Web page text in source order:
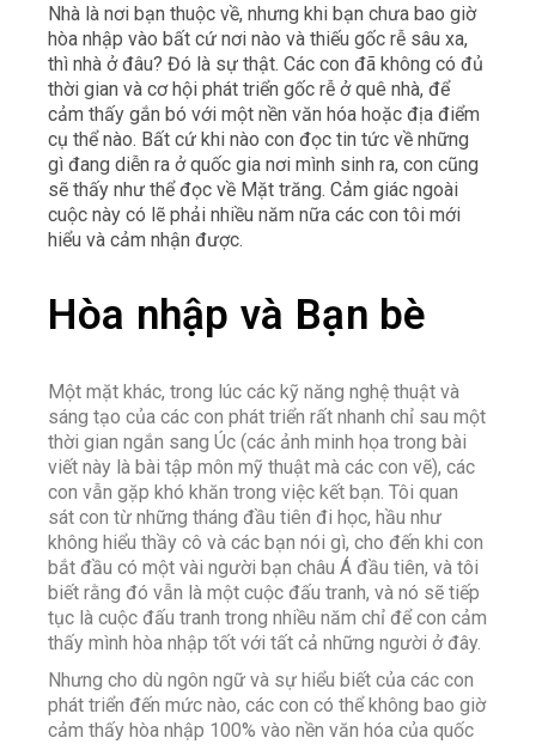
Nhà là nơi bạn thuộc về, nhưng khi bạn chưa bao giờ
hòa nhập vào bất cứ nơi nào và thiếu gốc rễ sâu xa,
thì nhà ở đâu? Đó là sự thật. Các con đã không có đủ
thời gian và cơ hội phát triển gốc rễ ở quê nhà, để
cảm thấy gắn bó với một nền văn hóa hoặc địa điểm
cụ thể nào. Bất cứ khi nào con đọc tin tức về những
gì đang diễn ra ở quốc gia nơi mình sinh ra, con cũng
sẽ thấy như thể đọc về Mặt trăng. Cảm giác ngoài
cuộc này có lẽ phải nhiều năm nữa các con tôi mới
hiểu và cảm nhận được.
Hòa nhập và Bạn bè
Một mặt khác, trong lúc các kỹ năng nghệ thuật và
sáng tạo của các con phát triển rất nhanh chỉ sau một
thời gian ngắn sang Úc (các ảnh minh họa trong bài
viết này là bài tập môn mỹ thuật mà các con vẽ), các
con vẫn gặp khó khăn trong việc kết bạn. Tôi quan
sát con từ những tháng đầu tiên đi học, hầu như
không hiểu thầy cô và các bạn nói gì, cho đến khi con
bắt đầu có một vài người bạn châu Á đầu tiên, và tôi
biết rằng đó vẫn là một cuộc đấu tranh, và nó sẽ tiếp
tục là cuộc đấu tranh trong nhiều năm chỉ để con cảm
thấy mình hòa nhập tốt với tất cả những người ở đây.
Nhưng cho dù ngôn ngữ và sự hiểu biết của các con
phát triển đến mức nào, các con có thể không bao giờ
cảm thấy hòa nhập 100% vào nền văn hóa của quốc